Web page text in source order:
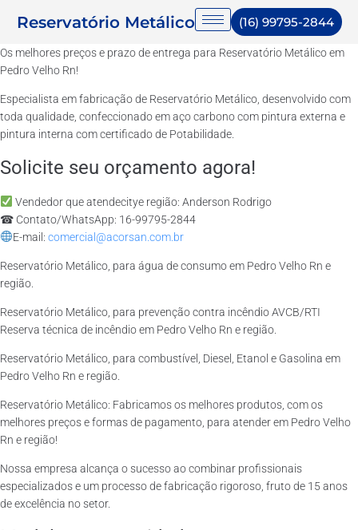
Reservatório Metálico (16) 99795-2844
Os melhores preços e prazo de entrega para Reservatório Metálico em
Pedro Velho Rn!
Especialista em fabricação de Reservatório Metálico, desenvolvido com
toda qualidade, confeccionado em aço carbono com pintura externa e
pintura interna com certificado de Potabilidade.
Solicite seu orçamento agora!
Vendedor que atendecitye região: Anderson Rodrigo
☎ Contato/WhatsApp: 16-99795-2844
E-mail: comercial@acorsan.com.br
Reservatório Metálico, para água de consumo em Pedro Velho Rn e
região.
Reservatório Metálico, para prevenção contra incêndio AVCB/RTI
Reserva técnica de incêndio em Pedro Velho Rn e região.
Reservatório Metálico, para combustível, Diesel, Etanol e Gasolina em
Pedro Velho Rn e região.
Reservatório Metálico: Fabricamos os melhores produtos, com os
melhores preços e formas de pagamento, para atender em Pedro Velho
Rn e região!
Nossa empresa alcança o sucesso ao combinar profissionais
especializados e um processo de fabricação rigoroso, fruto de 15 anos
de excelência no setor.